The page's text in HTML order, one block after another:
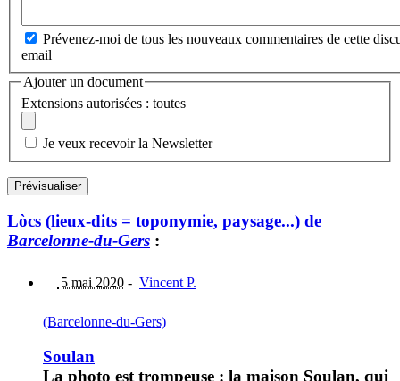
Prévenez-moi de tous les nouveaux commentaires de cette
email
Ajouter un document
Extensions autorisées : toutes
Je veux recevoir la Newsletter
Lòcs (lieux-dits = toponymie, paysage...) de
Barcelonne-du-Gers :
5 mai 2020 - Vincent P.
(Barcelonne-du-Gers)
Soulan
La photo est trompeuse : la maison Soulan, qui